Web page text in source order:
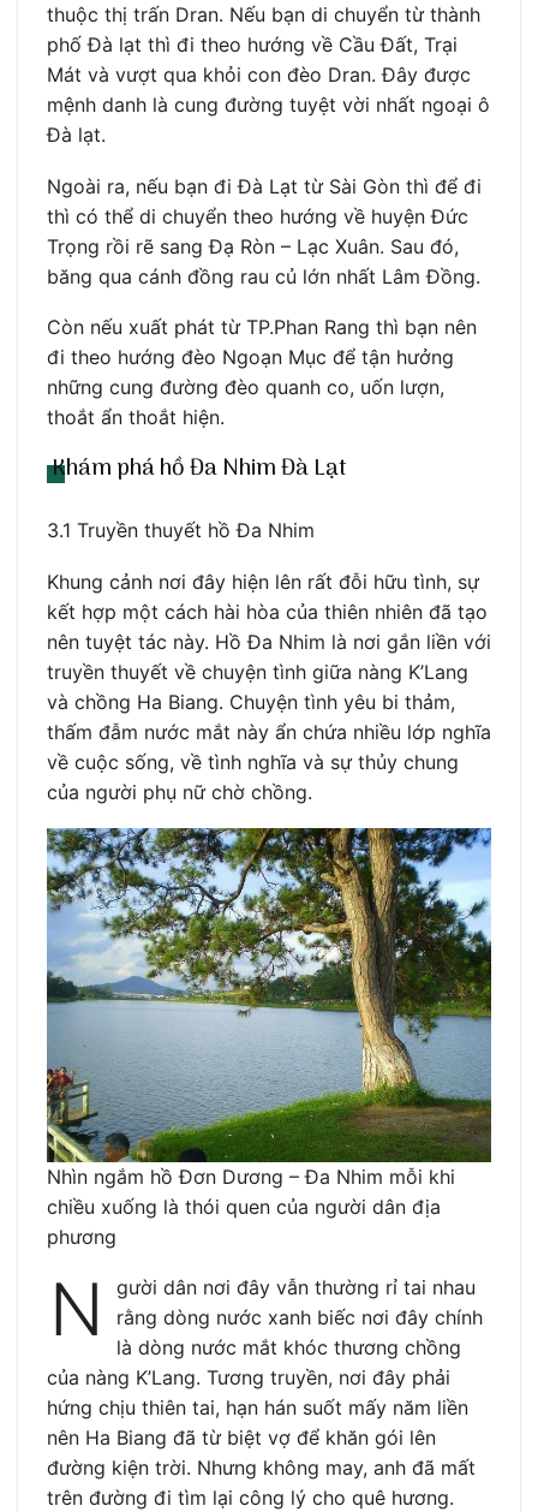
thuộc thị trấn Dran. Nếu bạn di chuyển từ thành
phố Đà lạt thì đi theo hướng về Cầu Đất, Trại
Mát và vượt qua khỏi con đèo Dran. Đây được
mệnh danh là cung đường tuyệt vời nhất ngoại ô
Đà lạt.
Ngoài ra, nếu bạn đi Đà Lạt từ Sài Gòn thì để đi
thì có thể di chuyển theo hướng về huyện Đức
Trọng rồi rẽ sang Đạ Ròn – Lạc Xuân. Sau đó,
băng qua cánh đồng rau củ lớn nhất Lâm Đồng.
Còn nếu xuất phát từ TP.Phan Rang thì bạn nên
đi theo hướng đèo Ngoạn Mục để tận hưởng
những cung đường đèo quanh co, uốn lượn,
thoắt ẩn thoắt hiện.
Khám phá hồ Đa Nhim Đà Lạt
3.1 Truyền thuyết hồ Đa Nhim
Khung cảnh nơi đây hiện lên rất đỗi hữu tình, sự
kết hợp một cách hài hòa của thiên nhiên đã tạo
nên tuyệt tác này. Hồ Đa Nhim là nơi gắn liền với
truyền thuyết về chuyện tình giữa nàng K’Lang
và chồng Ha Biang. Chuyện tình yêu bi thảm,
thấm đẫm nước mắt này ẩn chứa nhiều lớp nghĩa
về cuộc sống, về tình nghĩa và sự thủy chung
của người phụ nữ chờ chồng.
Nhìn ngắm hồ Đơn Dương – Đa Nhim mỗi khi
chiều xuống là thói quen của người dân địa
phương
N
gười dân nơi đây vẫn thường rỉ tai nhau
rằng dòng nước xanh biếc nơi đây chính
là dòng nước mắt khóc thương chồng
của nàng K’Lang. Tương truyền, nơi đây phải
hứng chịu thiên tai, hạn hán suốt mấy năm liền
nên Ha Biang đã từ biệt vợ để khăn gói lên
đường kiện trời. Nhưng không may, anh đã mất
trên đường đi tìm lại công lý cho quê hương.